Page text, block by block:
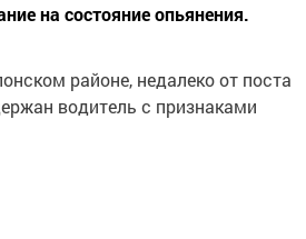
на состояние опьянения.
районе, недалеко от поста
водитель с признаками